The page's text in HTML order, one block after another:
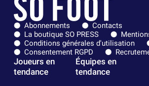
Abonnements
Contacts
La boutique SO PRESS
Conditions générales d'utilisation
Consentement RGPD
Joueurs en
tendance
Équipes en
tendance